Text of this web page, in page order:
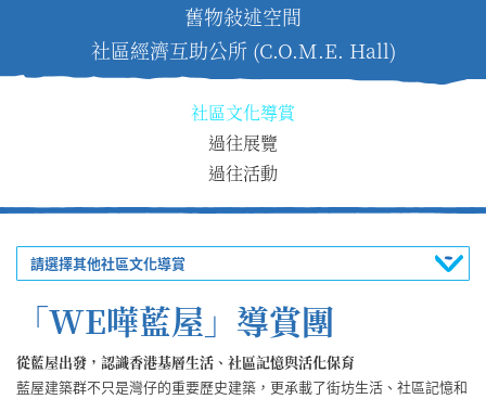
舊物敍述空間
社區經濟互助公所 (C.O.M.E. Hall)
社區文化導賞
過往展覽
過往活動
請選擇其他社區文化導賞
「WE嘩藍屋」導賞團
從藍屋出發，認識香港基層生活、社區記憶與活化保育
藍屋建築群不只是灣仔的重要歷史建築，更承載了街坊生活、社區記憶和